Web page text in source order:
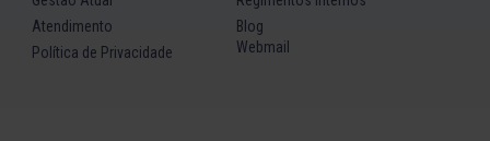
Atendimento
Blog
Política de Privacidade
Webmail